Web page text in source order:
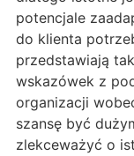
potencjale
do klienta
przedstawiają
wskazówek z
organizacji
szansę być
zlekceważyć o